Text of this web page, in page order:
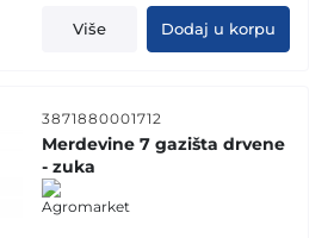
Više Dodaj u korpu
3871880001712
Merdevine 7 gazišta drvene
- zuka